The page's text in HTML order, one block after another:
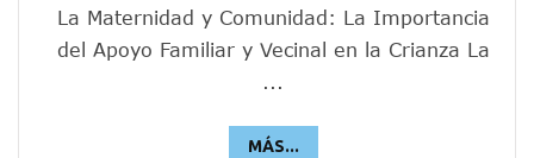
La Maternidad y Comunidad: La Importancia
del Apoyo Familiar y Vecinal en la Crianza La
...
MÁS...